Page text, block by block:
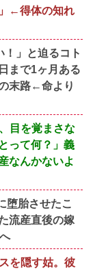
←得体の知れ
」と迫るコト
まで1ヶ月ある
末路←命より
目を覚まさな
って何？」義
なんかないよ
堕胎させたこ
流産直後の嫁
を隠す姑。彼